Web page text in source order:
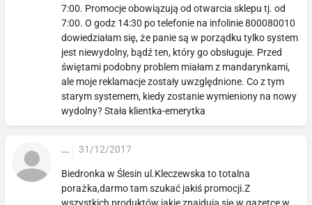
7:00. Promocje obowiązują od otwarcia sklepu tj. od
7:00. O godz 14:30 po telefonie na infolinie 800080010
dowiedziałam się, że panie są w porządku tylko system
jest niewydolny, bądź ten, który go obsługuje. Przed
świętami podobny problem miałam z mandarynkami,
ale moje reklamacje zostały uwzględnione. Co z tym
starym systemem, kiedy zostanie wymieniony na nowy
wydolny? Stała klientka-emerytka
... 31/12/2017
Biedronka w Ślesin ul.Kleczewska to totalna
porażka,darmo tam szukać jakiś promocji.Z
wszystkich produktów jakie znajdują się w gazetce,w